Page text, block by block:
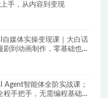
手，从内容到变现
自媒体实操变现课｜大白话
剧到动画制作，零基础也能
Agent智能体全阶实战课；
程手把手，无需编程基础也